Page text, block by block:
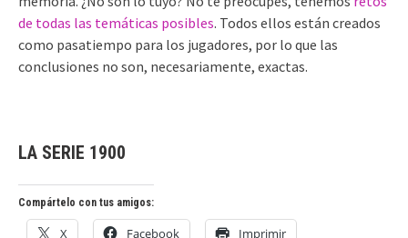
de todas las temáticas posibles. Todos ellos están creados
como pasatiempo para los jugadores, por lo que las
conclusiones no son, necesariamente, exactas.
LA SERIE 1900
Compártelo con tus amigos:
X Facebook Imprimir